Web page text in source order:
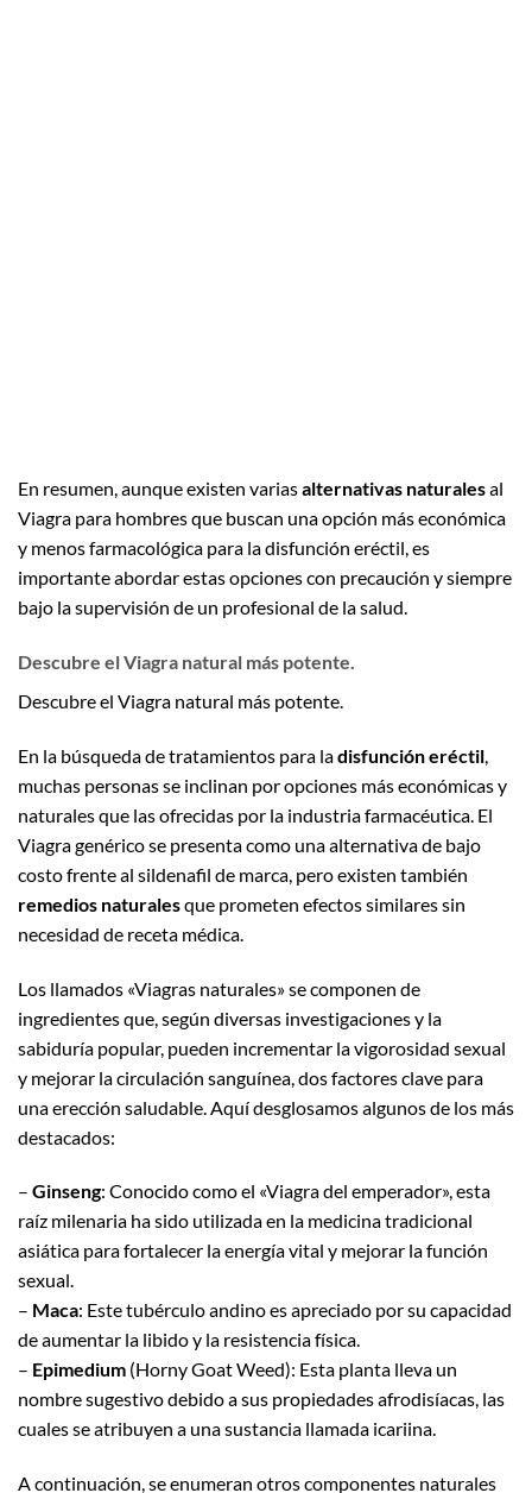
En resumen, aunque existen variasalternativas naturalesal
Viagra para hombres que buscan una opción más económica
y menos farmacológica para la disfunción eréctil, es
importante abordar estas opciones con precaución y siempre
bajo la supervisión de un profesional de la salud.
Descubre el Viagra natural más potente.
Descubre el Viagra natural más potente.
En la búsqueda de tratamientos para ladisfunción eréctil,
muchas personas se inclinan por opciones más económicas y
naturales que las ofrecidas por la industria farmacéutica. El
Viagra genérico se presenta como una alternativa de bajo
costo frente al sildenafil de marca, pero existen también
remedios naturalesque prometen efectos similares sin
necesidad de receta médica.
Los llamados «Viagras naturales» se componen de
ingredientes que, según diversas investigaciones y la
sabiduría popular, pueden incrementar la vigorosidad sexual
y mejorar la circulación sanguínea, dos factores clave para
una erección saludable. Aquí desglosamos algunos de los más
destacados:
– Ginseng: Conocido como el «Viagra del emperador», esta
raíz milenaria ha sido utilizada en la medicina tradicional
asiática para fortalecer la energía vital y mejorar la función
sexual.
– Maca: Este tubérculo andino es apreciado por su capacidad
de aumentar la libido y la resistencia física.
– Epimedium (Horny Goat Weed): Esta planta lleva un
nombre sugestivo debido a sus propiedades afrodisíacas, las
cuales se atribuyen a una sustancia llamada icariina.
A continuación, se enumeran otros componentes naturales